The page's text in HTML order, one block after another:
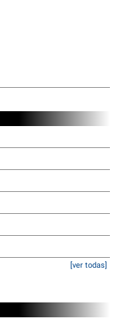
[ver todas]